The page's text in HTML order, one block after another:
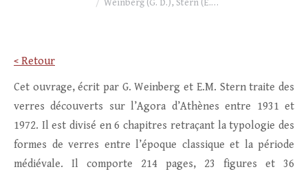
Weinberg (G. D.), Stern (E.…
< Retour
Cet ouvrage, écrit par G. Weinberg et E.M. Stern traite des
verres découverts sur l’Agora d’Athènes entre 1931 et
1972. Il est divisé en 6 chapitres retraçant la typologie des
formes de verres entre l’époque classique et la période
médiévale. Il comporte 214 pages, 23 figures et 36